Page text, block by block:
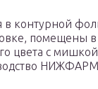
в контурной
помещены
цвета с